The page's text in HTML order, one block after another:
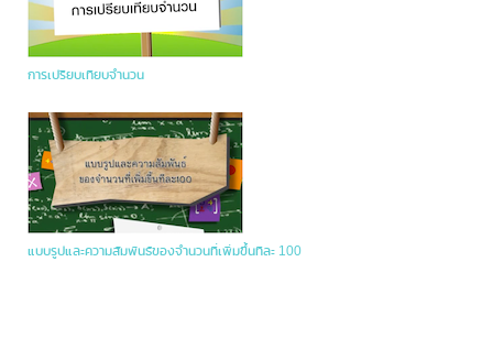
การเปรียบเทียบจำนวน
แบบรูปและความสัมพันธ์ของจำนวนที่เพิ่มขึ้นทีละ 100